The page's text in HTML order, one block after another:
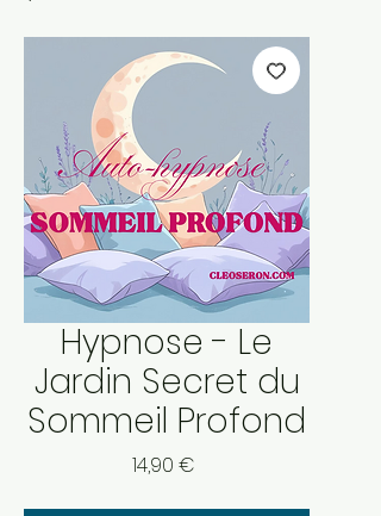
Hypnose - Le
Jardin Secret du
Sommeil Profond
14,90 €